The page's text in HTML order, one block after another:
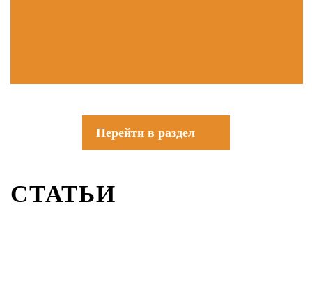
Перейти в раздел
СТАТЬИ